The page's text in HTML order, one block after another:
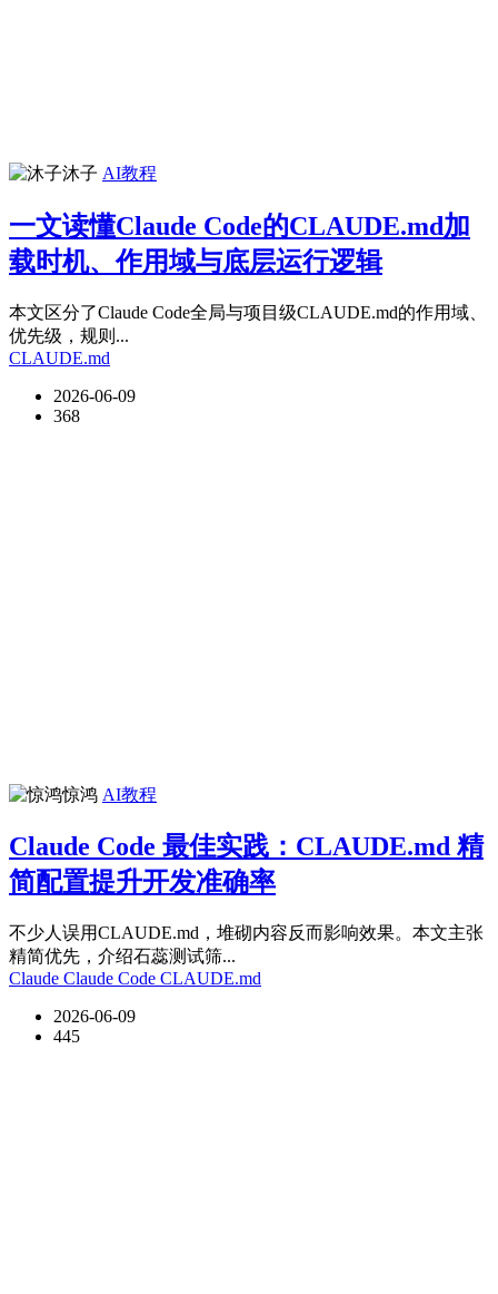
沐子 AI教程
一文读懂Claude Code的CLAUDE.md加
载时机、作用域与底层运行逻辑
本文区分了Claude Code全局与项目级CLAUDE.md的作用域、
优先级，规则...
CLAUDE.md
2026-06-09
368
惊鸿 AI教程
Claude Code 最佳实践：CLAUDE.md 精
简配置提升开发准确率
不少人误用CLAUDE.md，堆砌内容反而影响效果。本文主张
精简优先，介绍石蕊测试筛...
Claude Claude Code CLAUDE.md
2026-06-09
445